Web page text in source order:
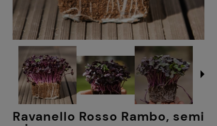
Ravanello Rosso Rambo, semi